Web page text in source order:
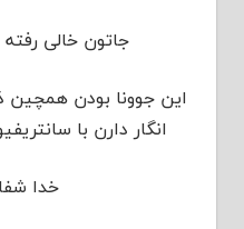
جاتون خالی
این جوونا بودن همچین
انگار دارن با
خدا